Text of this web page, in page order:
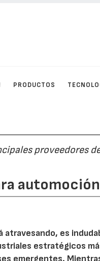
PRODUCTOS
proveedores
automoción
es
estratégicos